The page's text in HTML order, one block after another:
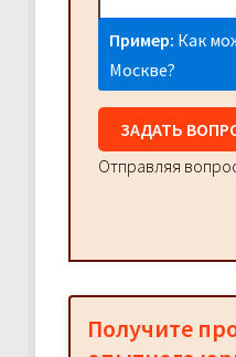
Пример: Как
Москве?
ЗАДАТЬ
Отправляя
Получите